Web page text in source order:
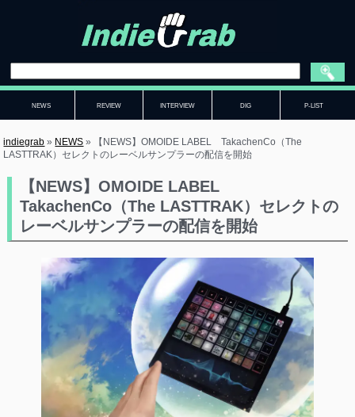
NEWS REVIEW INTERVIEW DIG P-LIST
indiegrab » NEWS »
【NEWS】OMOIDE LABEL TakachenCo（The
LASTTRAK）セレクトのレーベルサンプラーの配信を開始
【NEWS】OMOIDE LABEL
TakachenCo（The LASTTRAK）セレクトの
レーベルサンプラーの配信を開始